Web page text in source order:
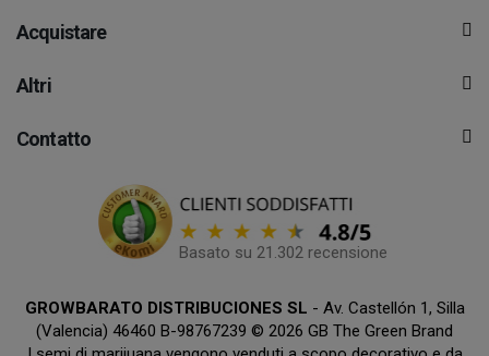
Acquistare
Altri
Contatto
Basato su 21.302 recensione
GROWBARATO DISTRIBUCIONES SL - Av. Castellón 1, Silla
(Valencia) 46460 B-98767239 © 2026 GB The Green Brand